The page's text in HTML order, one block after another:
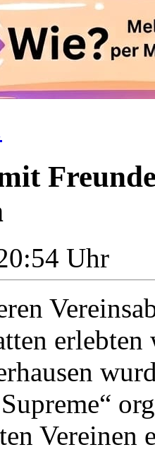
Uhr
Vereinen